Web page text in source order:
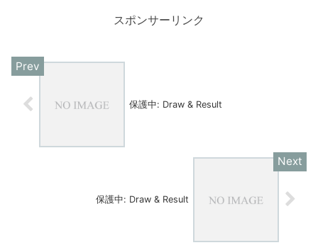
スポンサーリンク
保護中: Draw & Result
保護中: Draw & Result